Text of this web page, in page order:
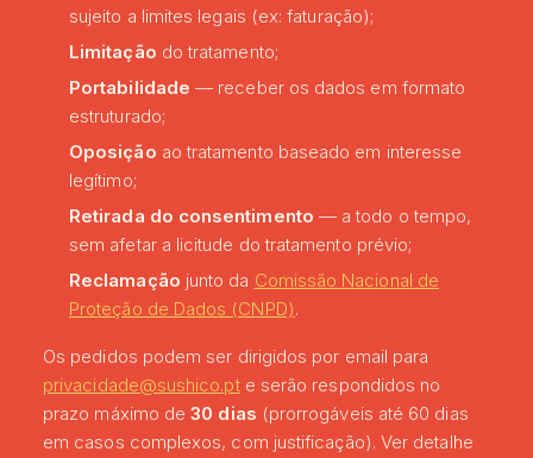
sujeito a limites legais (ex: faturação);
Limitação do tratamento;
Portabilidade — receber os dados em formato
estruturado;
Oposição ao tratamento baseado em interesse
legítimo;
Retirada do consentimento — a todo o tempo,
sem afetar a licitude do tratamento prévio;
Reclamação junto da Comissão Nacional de
Proteção de Dados (CNPD).
Os pedidos podem ser dirigidos por email para
privacidade@sushico.pte serão respondidos no
prazo máximo de30 dias (prorrogáveis até 60 dias
em casos complexos, com justificação). Ver detalhe